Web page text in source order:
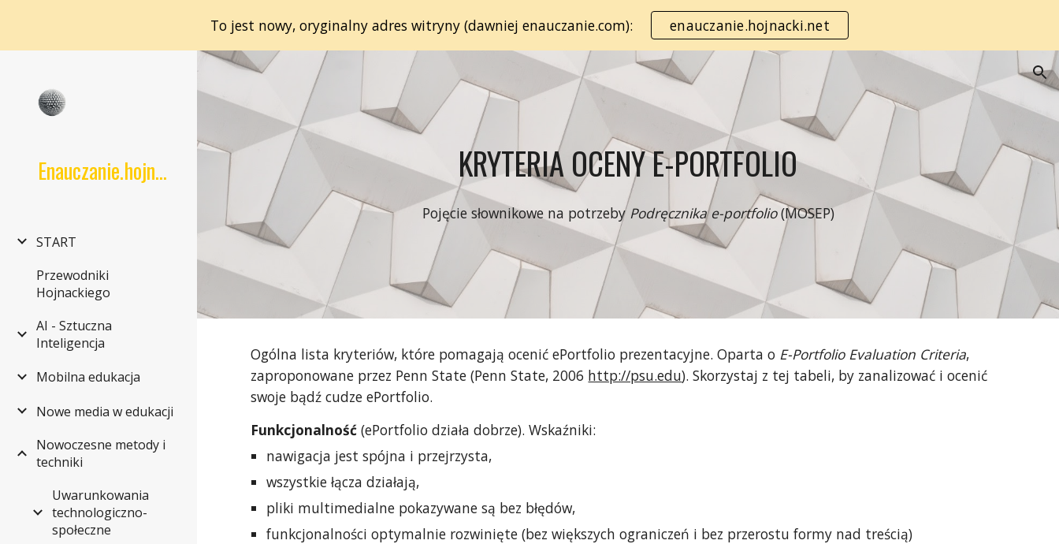
Skip to main content Skip to navigation
To jest nowy, oryginalny adres witryny (dawniej enauczanie.com): enauczanie.hojnacki.net
Enauczanie.hojnacki.net
START
Przewodniki
Hojnackiego
AI - Sztuczna
Inteligencja
Mobilna edukacja
Nowe media w edukacji
Nowoczesne metody i
techniki
Uwarunkowania
technologiczno-
społeczne
KRYTERIA OCENY E-PORTFOLIO
Pojęcie słownikowe na potrzebyPodręcznika e-portfolio(MOSEP)
Ogólna lista kryteriów, które pomagają ocenić ePortfolio prezentacyjne. Oparta o E-Portfolio Evaluation Criteria,
zaproponowane przez Penn State (Penn State, 2006 http://psu.edu). Skorzystaj z tej tabeli, by zanalizować i ocenić
swoje bądź cudze ePortfolio.
Funkcjonalność (ePortfolio działa dobrze). Wskaźniki:
nawigacja jest spójna i przejrzysta,
wszystkie łącza działają,
pliki multimedialne pokazywane są bez błędów,
funkcjonalności optymalnie rozwinięte (bez większych ograniczeń i bez przerostu formy nad treścią)